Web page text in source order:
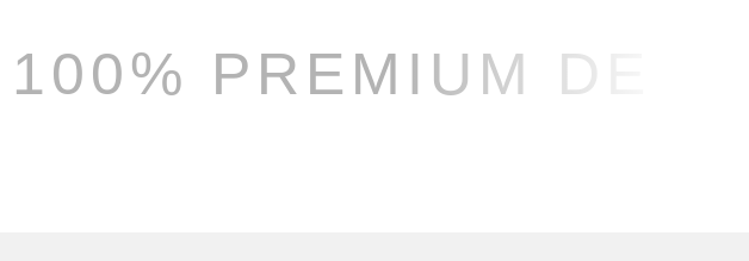
PREMIUM DE